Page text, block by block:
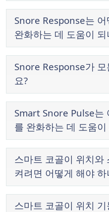
Snore Response는
완화하는 데 도움이 되
Snore Response가
요?
Smart Snore Pulse는
를 완화하는 데 도움이
스마트 코골이 위치와
켜려면 어떻게 해야 하
스마트 코골이 위치